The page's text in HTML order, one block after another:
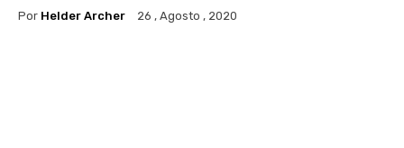
Por Helder Archer 26 , Agosto , 2020